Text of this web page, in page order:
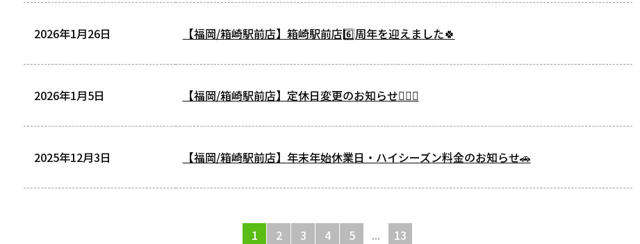
2026年1月26日 【福岡/箱崎駅前店】箱崎駅前店6️⃣周年を迎えました🍀
2026年1月5日 【福岡/箱崎駅前店】定休日変更のお知らせ🙇🏻‍♀️
2025年12月3日 【福岡/箱崎駅前店】年末年始休業日・ハイシーズン料金のお知らせ🚗
1 2 3 4 5 ... 13